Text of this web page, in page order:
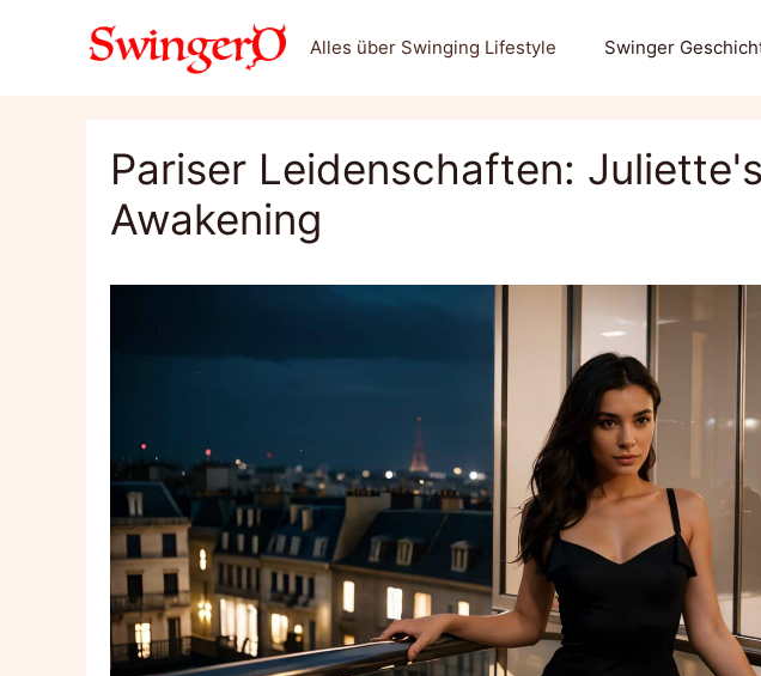
Alles über Swinging Lifestyle Swinger
Pariser Leidenschaften:
Awakening